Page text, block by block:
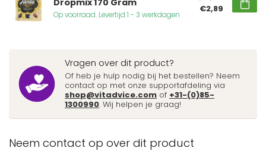
Op voorraad. Levertijd 1 - 3 werkdagen
€2,89
Vragen over dit product?
Of heb je hulp nodig bij het bestellen? Neem
contact op met onze supportafdeling via
shop@vitadvice.com of +31-(0)85-
1300990. Wij helpen je graag!
Neem contact op over dit product